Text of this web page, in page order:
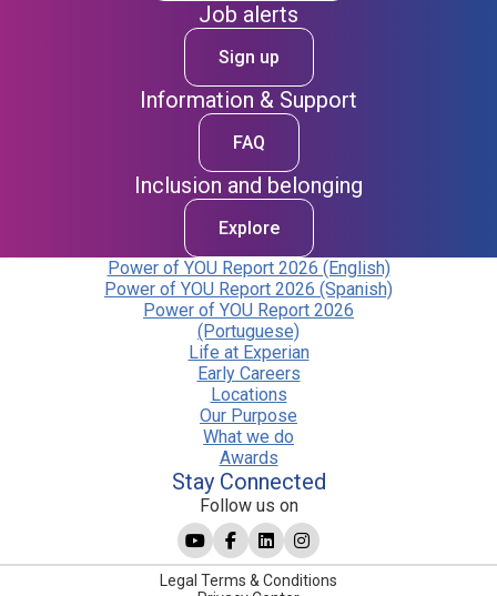
Job alerts
Sign up
Information & Support
FAQ
Inclusion and belonging
Explore
Power of YOU Report 2026 (English)
Power of YOU Report 2026 (Spanish)
Power of YOU Report 2026
(Portuguese)
Life at Experian
Early Careers
Locations
Our Purpose
What we do
Awards
Stay Connected
Follow us on
Legal Terms & Conditions